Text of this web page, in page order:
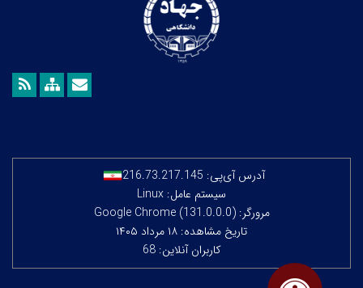
آدرس آی‌پی: 216.73.217.145
سیستم عامل: Linux
مرورگر: Google Chrome (131.0.0.0)
تاریخ مشاهده: ۱۸ مرداد ۱۴۰۵
کاربران آنلاین: 68